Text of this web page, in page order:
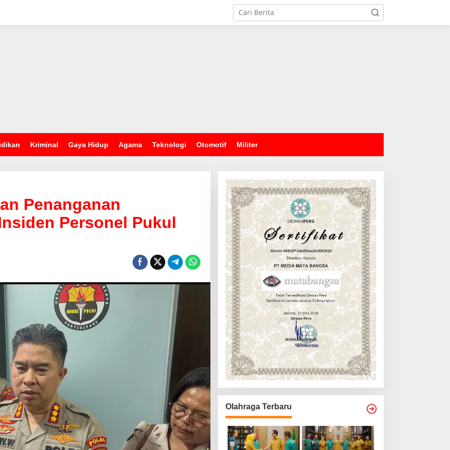
Kriminal Gaya Hidup Agama Teknologi Otomotif Militer
Penanganan
Personel Pukul
Olahraga Terbaru